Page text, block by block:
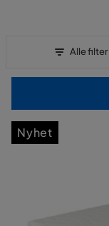
Alle filter
Nyhet